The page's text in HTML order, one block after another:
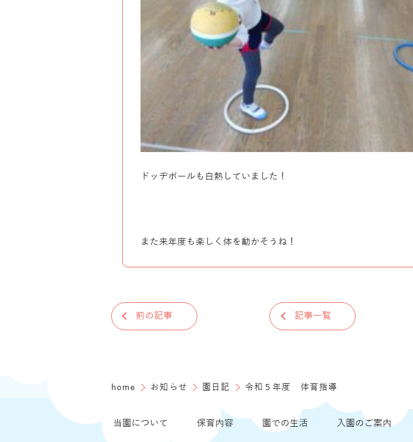
ドッヂボールも白熱していました！
また来年度も楽しく体を動かそうね！
前の記事 記事一覧
home お知らせ 園日記 令和５年度 体育指導
当園について 保育内容 園での生活 入園のご案内